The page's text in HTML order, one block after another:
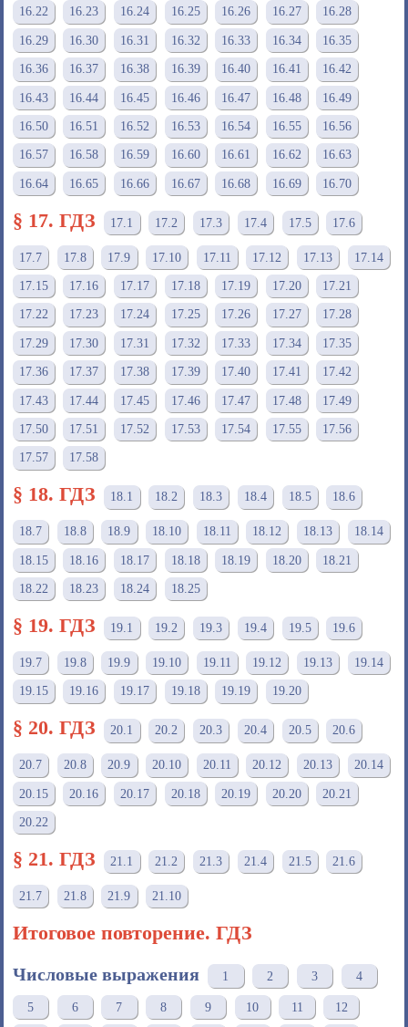
16.22 16.23 16.24 16.25 16.26 16.27 16.28
16.29 16.30 16.31 16.32 16.33 16.34 16.35
16.36 16.37 16.38 16.39 16.40 16.41 16.42
16.43 16.44 16.45 16.46 16.47 16.48 16.49
16.50 16.51 16.52 16.53 16.54 16.55 16.56
16.57 16.58 16.59 16.60 16.61 16.62 16.63
16.64 16.65 16.66 16.67 16.68 16.69 16.70
§ 17. ГДЗ 17.1 17.2 17.3 17.4 17.5 17.6
17.7 17.8 17.9 17.10 17.11 17.12 17.13 17.14
17.15 17.16 17.17 17.18 17.19 17.20 17.21
17.22 17.23 17.24 17.25 17.26 17.27 17.28
17.29 17.30 17.31 17.32 17.33 17.34 17.35
17.36 17.37 17.38 17.39 17.40 17.41 17.42
17.43 17.44 17.45 17.46 17.47 17.48 17.49
17.50 17.51 17.52 17.53 17.54 17.55 17.56
17.57 17.58
§ 18. ГДЗ 18.1 18.2 18.3 18.4 18.5 18.6
18.7 18.8 18.9 18.10 18.11 18.12 18.13 18.14
18.15 18.16 18.17 18.18 18.19 18.20 18.21
18.22 18.23 18.24 18.25
§ 19. ГДЗ 19.1 19.2 19.3 19.4 19.5 19.6
19.7 19.8 19.9 19.10 19.11 19.12 19.13 19.14
19.15 19.16 19.17 19.18 19.19 19.20
§ 20. ГДЗ 20.1 20.2 20.3 20.4 20.5 20.6
20.7 20.8 20.9 20.10 20.11 20.12 20.13 20.14
20.15 20.16 20.17 20.18 20.19 20.20 20.21
20.22
§ 21. ГДЗ 21.1 21.2 21.3 21.4 21.5 21.6
21.7 21.8 21.9 21.10
Итоговое повторение. ГДЗ
Числовые выражения 1 2 3 4
5 6 7 8 9 10 11 12